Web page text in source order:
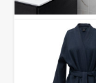
på
varesiden